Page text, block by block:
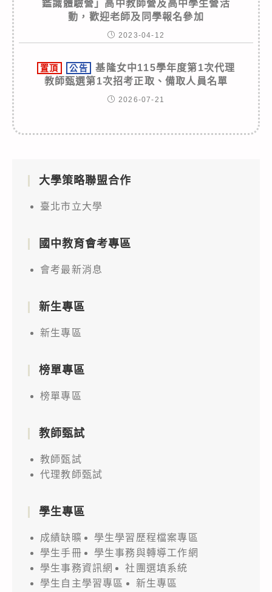
鑑識體驗營」高中教師營及高中學生營活
動，歡迎老師及同學報名參加
2023-04-12
置頂 公告
基隆女中115學年度第1次代理
教師甄選第1次招考正取、備取人員名單
2026-07-21
大學策略聯盟合作
臺北市立大學
國中教育會考專區
會考最新消息
新生專區
新生專區
榜單專區
榜單專區
教師甄試
教師甄試
代理教師甄試
學生專區
成績缺曠
學生學習歷程檔案專區
學生手冊
學生事務與轉導工作網
學生事務資訊網
社團選填系統
學生自主學習專區
新生專區